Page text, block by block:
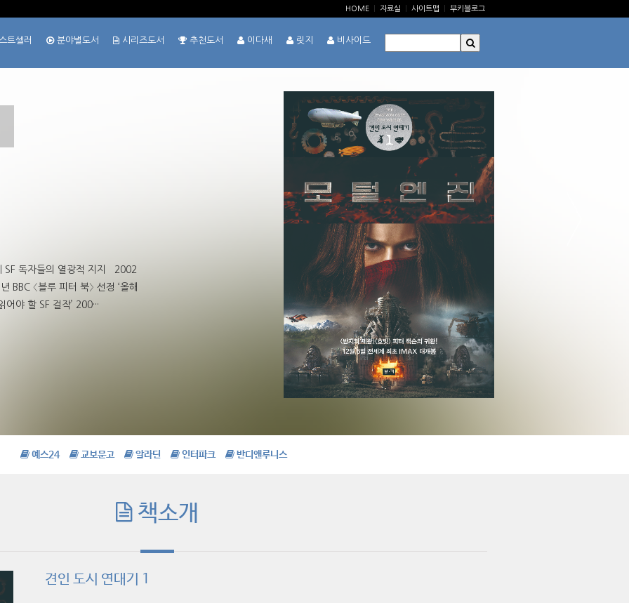
HOME 자료실 사이트맵 부키블로그
트셀러 분야별도서 시리즈도서 추천도서 이다새 릿지 비사이드
SF 독자들의 열광적 지지 2002
BBC 〈블루 피터 북〉 선정 ‘올해
야 할 SF 걸작’ 200···
예스24 교보문고 알라딘 인터파크 반디앤루니스
책소개
견인 도시 연대기 1